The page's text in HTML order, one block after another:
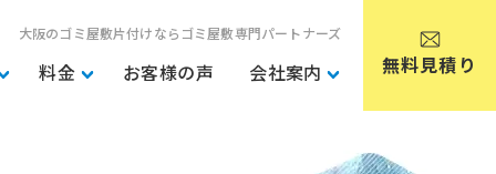
大阪のゴミ屋敷片付けならゴミ屋敷専門パートナーズ
料金 お客様の声 会社案内 無料見積り